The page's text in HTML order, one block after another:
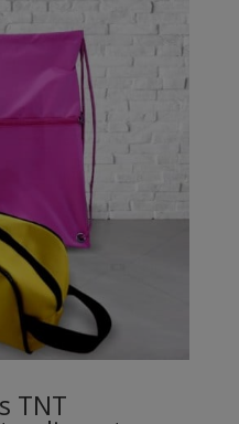
TNT